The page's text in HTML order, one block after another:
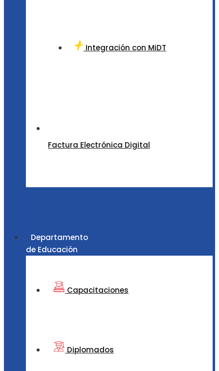
Integración con MiDT
Factura Electrónica Digital
Departamento
de Educación
Capacitaciones
Diplomados